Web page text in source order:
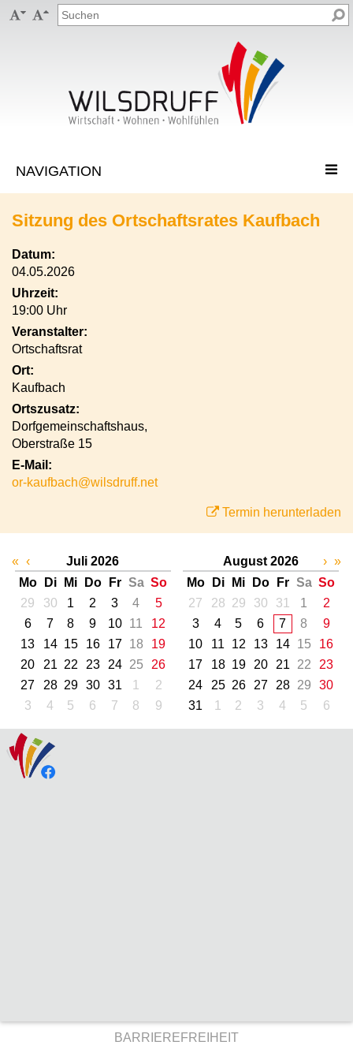
 
Sitzung des Ortschaftsrates Kaufbach
Datum:
04.05.2026
Uhrzeit:
19:00 Uhr
Veranstalter:
Ortschaftsrat
Ort:
Kaufbach
Ortszusatz:
Dorfgemeinschaftshaus,
Oberstraße 15
E-Mail:
or-kaufbach@wilsdruff.net
Termin herunterladen
« ‹
Juli 2026
Mo
Di Mi Do Fr Sa So
29
30 1 2 3 4
5
6
7 8 9 10 11
12
13
14 15 16 17 18
19
20
21 22 23 24 25
26
27
28 29 30 31 1
2
3
4 5 6 7 8 9
August 2026
Mo
Di Mi Do Fr Sa So
27
28 29 30 31 1
2
3
4 5 6 7 8
9
10
11 12 13 14 15
16
17
18 19 20 21 22
23
24
25 26 27 28 29
30
31
1 2 3 4 5 6
› »
BARRIEREFREIHEIT